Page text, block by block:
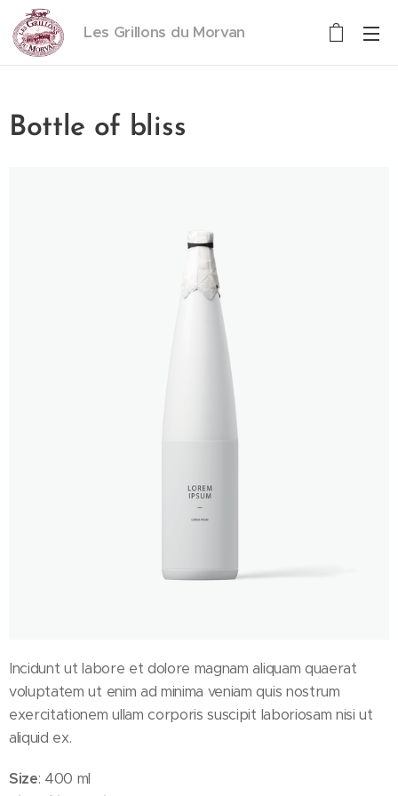
Les Grillons du Morvan
Bottle of bliss
Incidunt ut labore et dolore magnam aliquam quaerat
voluptatem ut enim ad minima veniam quis nostrum
exercitationem ullam corporis suscipit laboriosam nisi ut
aliquid ex.
Size: 400 ml